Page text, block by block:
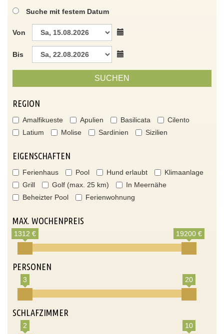
Suche mit festem Datum
Von
Bis
SUCHEN
REGION
Amalfikueste Apulien Basilicata
Cilento
Latium
Molise Sardinien Sizilien
EIGENSCHAFTEN
Ferienhaus Pool Hund erlaubt
Klimaanlage
Grill
Golf (max. 25 km)
In Meernähe
Beheizter Pool
Ferienwohnung
MAX. WOCHENPREIS
1312 € 19200 €
PERSONEN
3 20
SCHLAFZIMMER
2 10